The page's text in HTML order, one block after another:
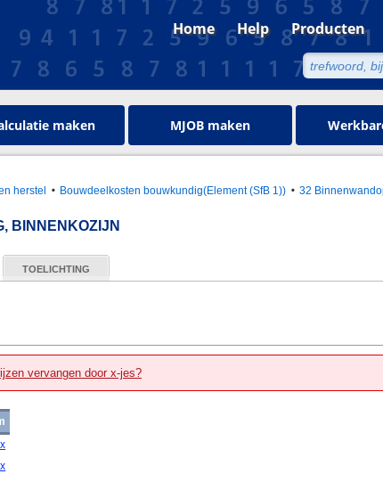
Home Help Producten
maken MJOB maken
herstel Bouwdeelkosten bouwkundig(Element (SfB 1)) 32
BINNENKOZIJN
TOELICHTING
vervangen door x-jes?